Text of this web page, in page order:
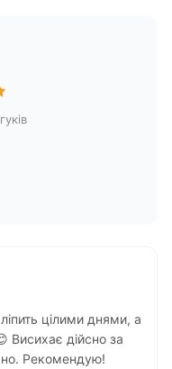
цілими днями, а
Висихає дійсно за
Рекомендую!